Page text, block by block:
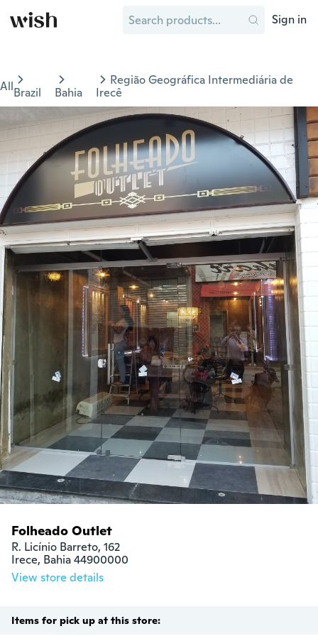
Sign in
AllBrazil Bahia
Região Geográfica Intermediária de
Irecê
Folheado Outlet
R. Licínio Barreto, 162
Irece, Bahia 44900000
View store details
Items for pick up at this store: